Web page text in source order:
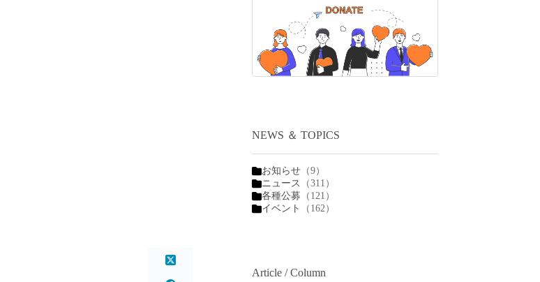
NEWS ＆ TOPICS
お知らせ （9）
ニュース
（311）
各種公募 （121）
イベント
（162）
Article / Column